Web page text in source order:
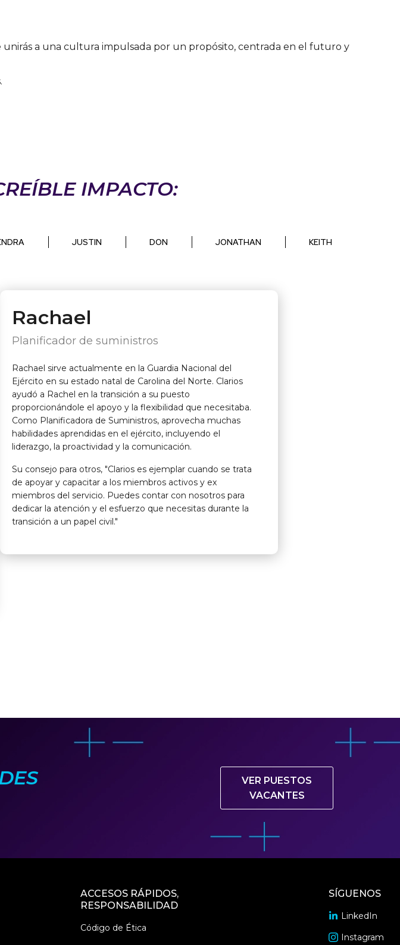
unirás a una cultura impulsada por un propósito, centrada en el futuro y
IMPACTO:
JUSTIN DON JONATHAN KEITH
Rachael
Planificador de suministros
Rachael sirve actualmente en la Guardia Nacional del
Ejército en su estado natal de Carolina del Norte. Clarios
ayudó a Rachel en la transición a su puesto
proporcionándole el apoyo y la flexibilidad que necesitaba.
Como Planificadora de Suministros, aprovecha muchas
habilidades aprendidas en el ejército, incluyendo el
liderazgo, la proactividad y la comunicación.
Su consejo para otros, "Clarios es ejemplar cuando se trata
de apoyar y capacitar a los miembros activos y ex
miembros del servicio. Puedes contar con nosotros para
dedicar la atención y el esfuerzo que necesitas durante la
transición a un papel civil."
VER PUESTOS
VACANTES
ACCESOS RÁPIDOS,
RESPONSABILIDAD
Código de Ética
SÍGUENOS
LinkedIn
opens
in
Instagram